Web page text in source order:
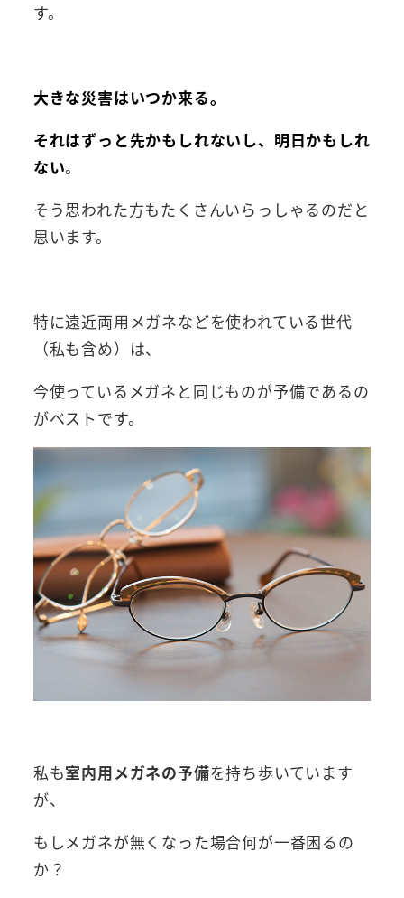
す。
大きな災害はいつか来る。
それはずっと先かもしれないし、 明日かもしれ
ない。
そう思われた方もたくさんいらっしゃるのだと
思います。
特に遠近両用メガネなどを使われている世代
（私も含め）は、
今使っているメガネと同じものが予備であるの
がベストです。
私も室内用メガネの予備を持ち歩いています
が、
もしメガネが無くなった場合何が一番困るの
か？